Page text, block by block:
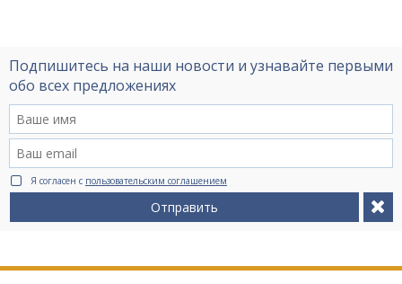
Подпишитесь на наши новости и узнавайте первыми
обо всех предложениях
Я согласен с пользовательским соглашением
Отправить